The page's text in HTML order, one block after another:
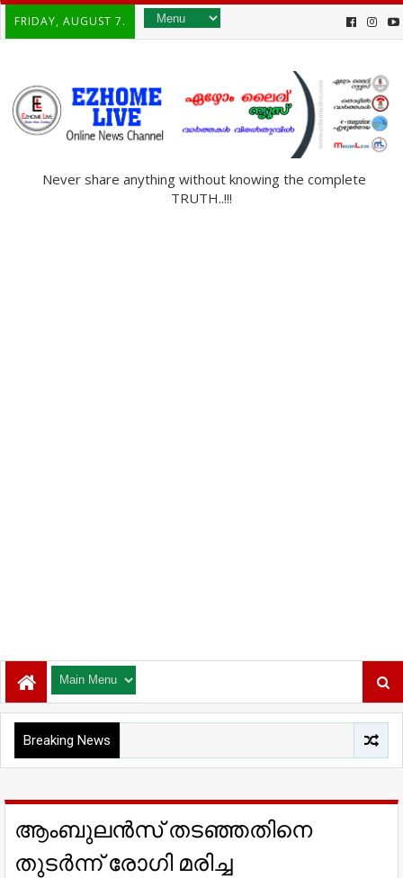
FRIDAY, AUGUST 7.
Never share anything without knowing the complete
TRUTH..!!!
Breaking News
ആംബുലന്‍സ് തടഞ്ഞതിനെ
തുടര്‍ന്ന് രോഗി മരിച്ച